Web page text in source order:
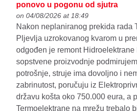
ponovo u pogonu od sjutra
on 04/08/2026 at 18:49
Nakon neplaniranog prekida rada
Pljevlja uzrokovanog kvarom u
odgođen je remont Hidroelektrane
sopstvene proizvodnje
potrošnje, struje ima dovoljno i
zabrinutost, poručuju iz
državu košta oko 750.000 eura, a
Termoelektrane na mrežu trebalo